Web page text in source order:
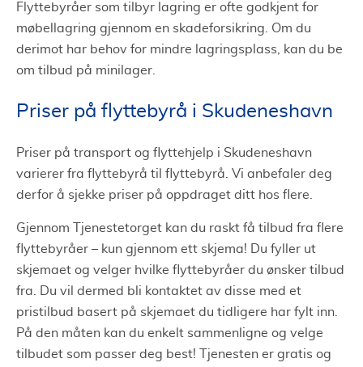
Flyttebyråer som tilbyr lagring er ofte godkjent for
møbellagring gjennom en skadeforsikring. Om du
derimot har behov for mindre lagringsplass, kan du be
om tilbud på minilager.
Priser på flyttebyrå i Skudeneshavn
Priser på transport og flyttehjelp i Skudeneshavn
varierer fra flyttebyrå til flyttebyrå. Vi anbefaler deg
derfor å sjekke priser på oppdraget ditt hos flere.
Gjennom Tjenestetorget kan du raskt få tilbud fra flere
flyttebyråer – kun gjennom ett skjema! Du fyller ut
skjemaet og velger hvilke flyttebyråer du ønsker tilbud
fra. Du vil dermed bli kontaktet av disse med et
pristilbud basert på skjemaet du tidligere har fylt inn.
På den måten kan du enkelt sammenligne og velge
tilbudet som passer deg best! Tjenesten er gratis og